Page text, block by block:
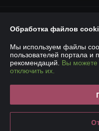
«Карбокс-Плюс»
220007, РБ, г. Минск, ул.
Регистрационный номер ЕГР:
Регистрационный орган:
Дата регистрации компании:
Обработка файлов
Мы используем файлы
пользователей портала и
рекомендаций. Вы можете
отключить их.